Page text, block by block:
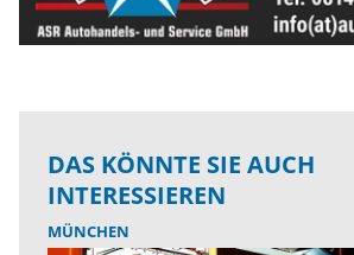
DAS KÖNNTE SIE AUCH
INTERESSIEREN
MÜNCHEN